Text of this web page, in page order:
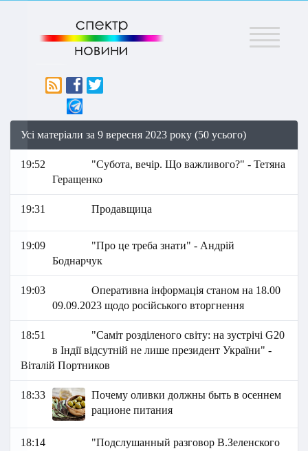
Меню
Усі матеріали за 9 вересня 2023 року (50 усього)
19:52
"Субота, вечір. Що важливого?" - Тетяна
Геращенко
19:31 Продавщица
19:09
"Про це треба знати" - Андрій
Боднарчук
19:03
Оперативна інформація станом на 18.00
09.09.2023 щодо російського вторгнення
18:51
"Саміт розділеного світу: на зустрічі G20
в Індії відсутній не лише президент України" -
Віталій Портников
18:33
Почему оливки должны быть в осеннем
рационе питания
18:14
"Подслушанный разговор В.Зеленского